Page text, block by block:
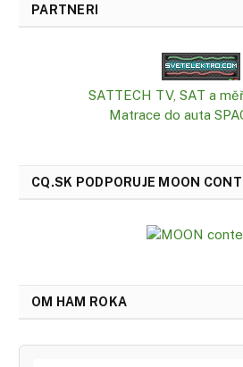
PARTNERI
SATTECH TV, SAT a
Matrace do auta
CQ.SK PODPORUJE MOON
OM HAM ROKA